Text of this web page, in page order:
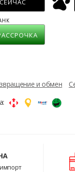
и обмен